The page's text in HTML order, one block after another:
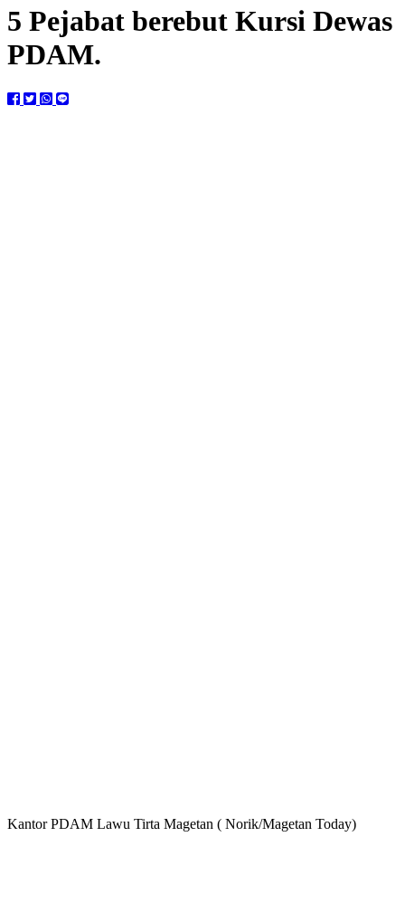
5 Pejabat berebut Kursi Dewas
PDAM.
Kantor PDAM Lawu Tirta Magetan ( Norik/Magetan Today)